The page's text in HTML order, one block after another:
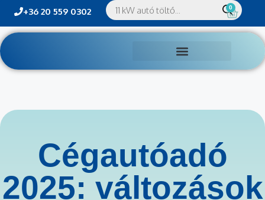
+36 20 559 0302 0
Cégautóadó
2025: változások